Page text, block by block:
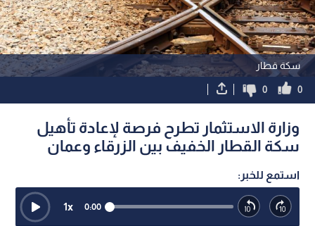
سكة قطار
0
0
وزارة الاستثمار تطرح فرصة لإعادة تأهيل
سكة القطار الخفيف بين الزرقاء وعمان
استمع للخبر:
0:00
1x